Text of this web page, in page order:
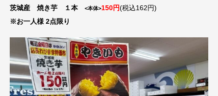
茨城産 焼き芋 １本 <本体>150円(税込162円)
※お一人様 2点限り